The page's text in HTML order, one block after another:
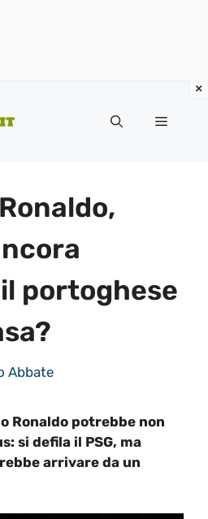
Menu
portoghese
Abbate
Ronaldo potrebbe non
si defila il PSG, ma
arrivare da un